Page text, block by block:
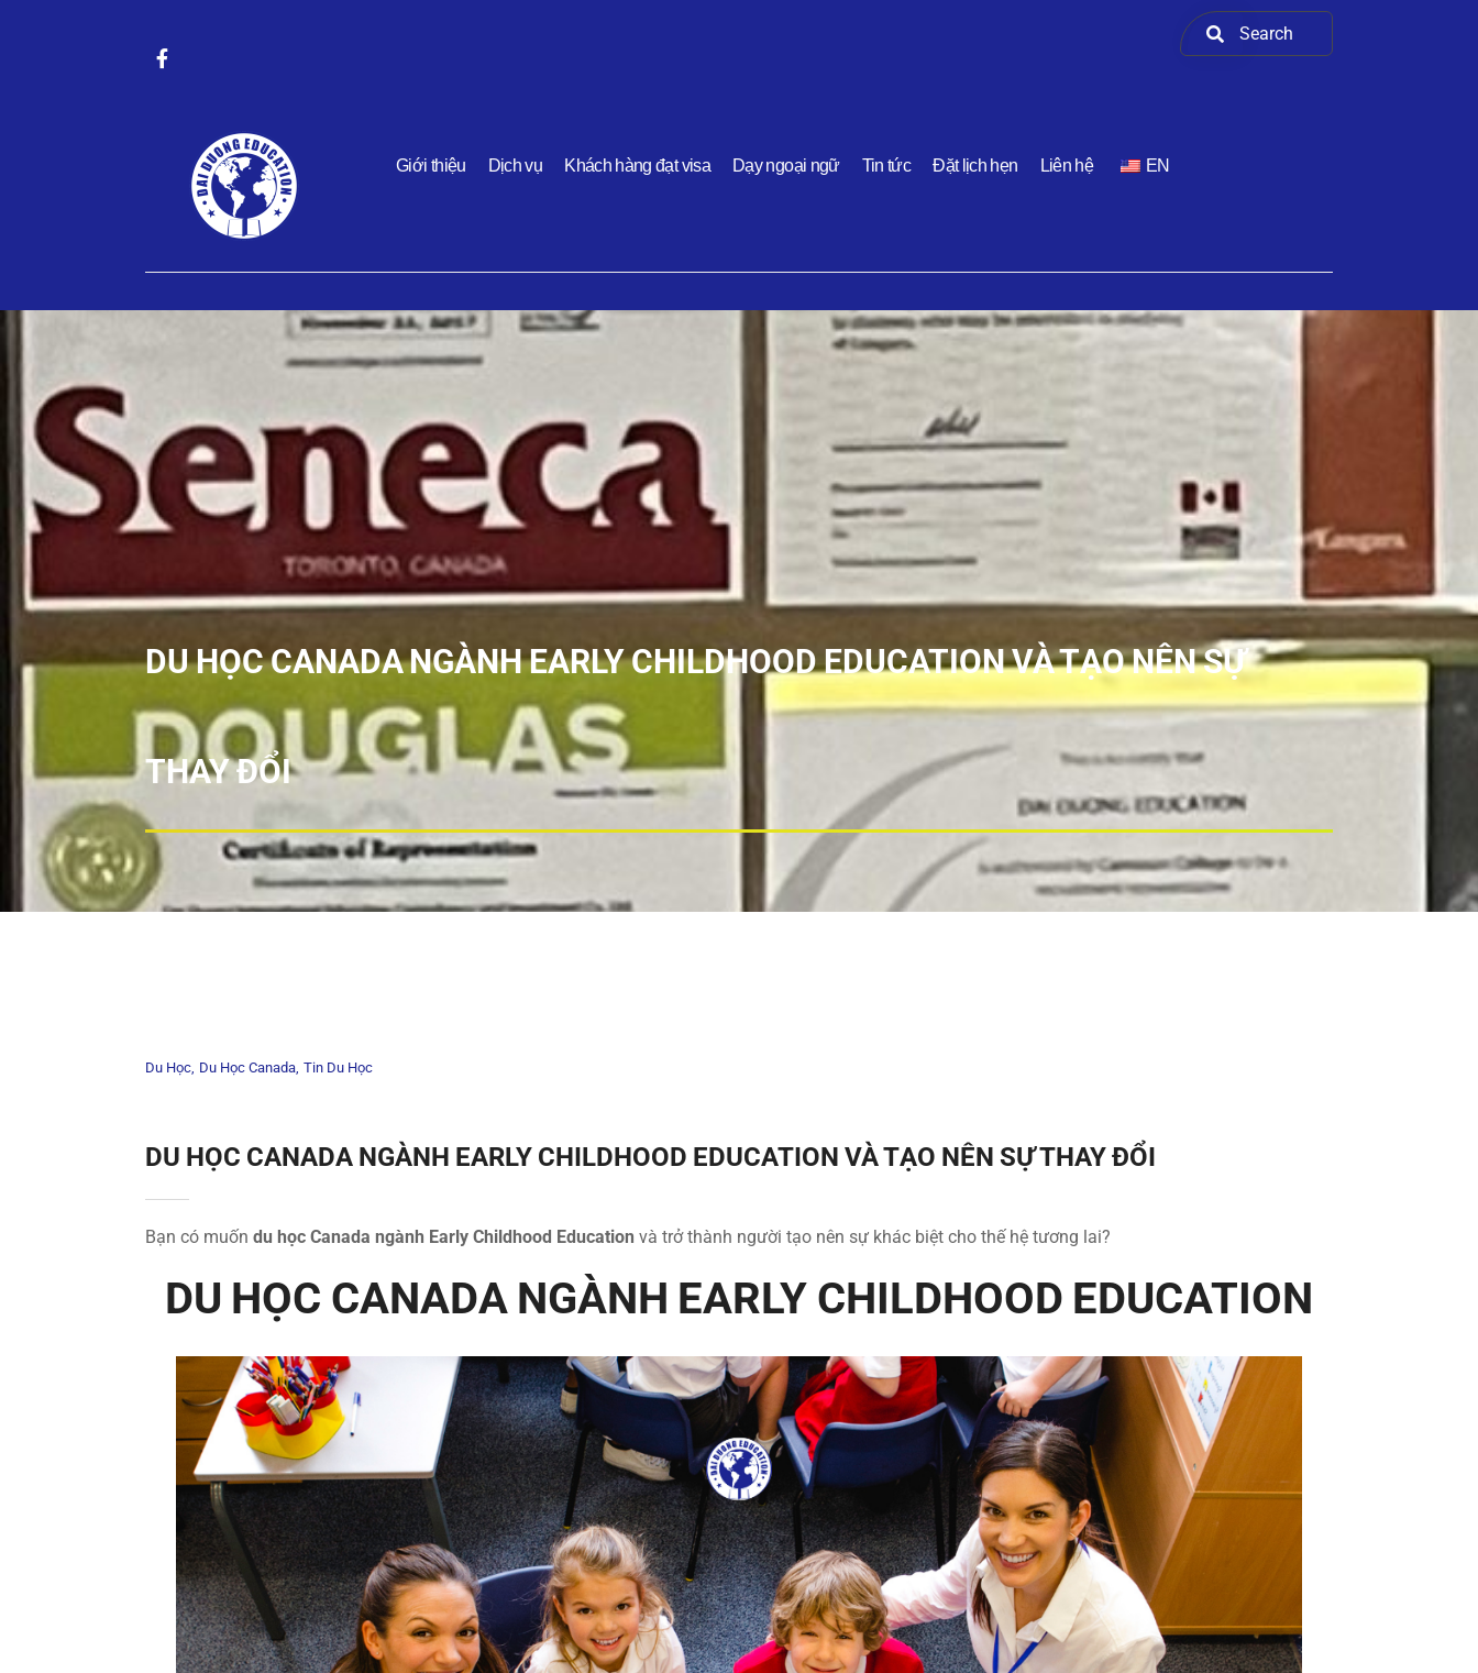
Giới thiệu Dịch vụ Khách hàng đạt visa Dạy ngoại ngữ Tin tức Đặt lịch hẹn Liên hệ EN
DU HỌC CANADA NGÀNH EARLY CHILDHOOD EDUCATION VÀ TẠO NÊN SỰ
THAY ĐỔI
Du Học Du Học Canada Tin Du Học
DU HỌC CANADA NGÀNH EARLY CHILDHOOD EDUCATION VÀ TẠO NÊN SỰ THAY ĐỔI
Bạn có muốn du học Canada ngành Early Childhood Education và trở thành người tạo nên sự khác biệt cho thế hệ tương lai?
DU HỌC CANADA NGÀNH EARLY CHILDHOOD EDUCATION